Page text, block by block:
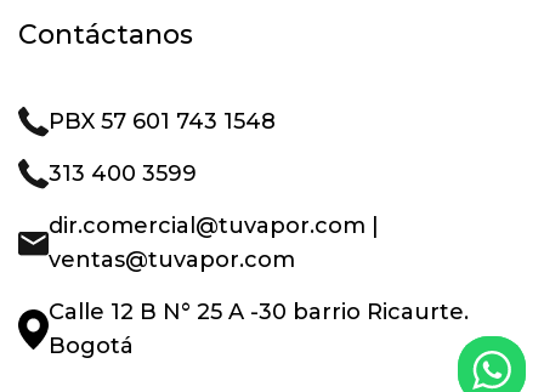
Contáctanos
PBX 57 601 743 1548
313 400 3599
dir.comercial@tuvapor.com |
ventas@tuvapor.com
Calle 12 B N° 25 A -30 barrio Ricaurte.
Bogotá